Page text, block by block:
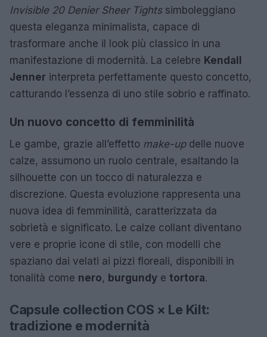
Invisible 20 Denier Sheer Tightssimboleggiano
questa eleganza minimalista, capace di
trasformare anche il look più classico in una
manifestazione di modernità. La celebre Kendall
Jenner interpreta perfettamente questo concetto,
catturando l’essenza di uno stile sobrio e raffinato.
Un nuovo concetto di femminilità
Le gambe, grazie all’effetto make-updelle nuove
calze, assumono un ruolo centrale, esaltando la
silhouette con un tocco di naturalezza e
discrezione. Questa evoluzione rappresenta una
nuova idea di femminilità, caratterizzata da
sobrietà e significato. Le calze collant diventano
vere e proprie icone di stile, con modelli che
spaziano dai velati ai pizzi floreali, disponibili in
tonalità come nero, burgundy e tortora.
Capsule collection COS × Le Kilt:
tradizione e modernità